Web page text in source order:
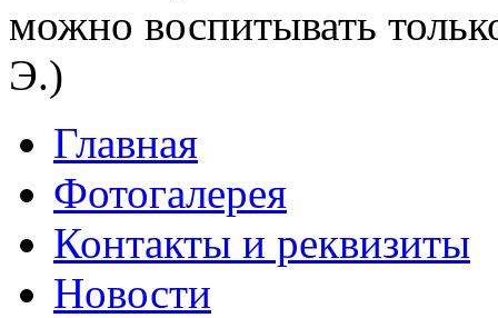
можно воспитывать
Э.)
Главная
Фотогалерея
Контакты и реквизиты
Новости